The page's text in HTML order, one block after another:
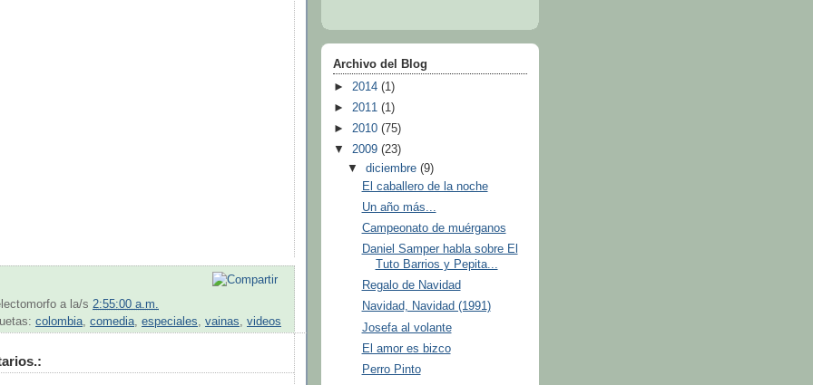
a la/s 2:55:00 a.m.
colombia, comedia, especiales, vainas, videos
Archivo del Blog
► 2014 (1)
► 2011 (1)
► 2010 (75)
▼ 2009 (23)
▼diciembre(9)
El caballero de la noche
Un año más...
Campeonato de muérganos
Daniel Samper habla sobre El
Tuto Barrios y Pepita...
Regalo de Navidad
Navidad, Navidad (1991)
Josefa al volante
El amor es bizco
Perro Pinto